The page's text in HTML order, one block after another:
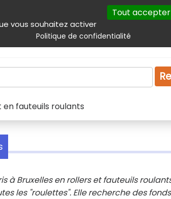
vous souhaitez activer
Tout accepter
Politique de confidentialité
Autres services
& services Emploi Droit
en fauteuils roulants
à Bruxelles en rollers et fauteuils
les "roulettes". Elle recherche des